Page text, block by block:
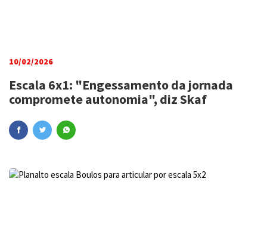
10/02/2026
Escala 6x1: "Engessamento da jornada
compromete autonomia", diz Skaf